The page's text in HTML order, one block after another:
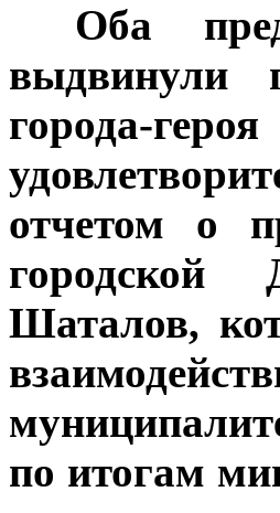
Оба
выдвинули
города-
отчетом о
городской
Шаталов,
по итогам